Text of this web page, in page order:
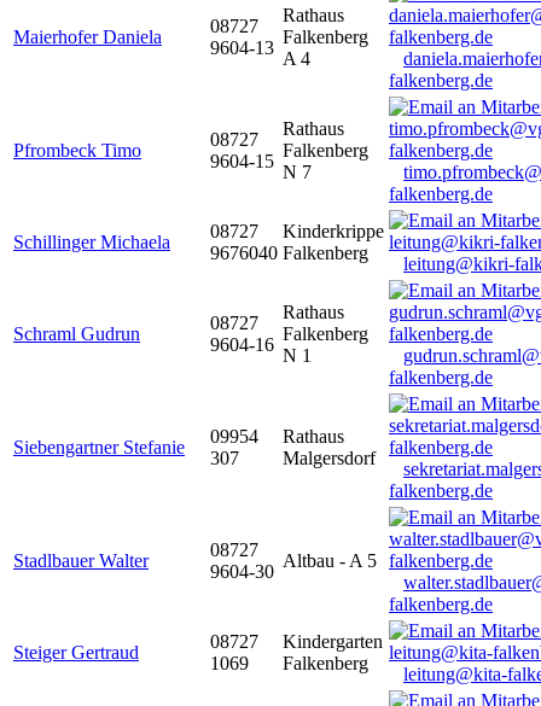
Maierhofer Daniela
08727
9604-13
Rathaus
Falkenberg
A 4
falkenberg.de
Pfrombeck Timo
08727
9604-15
Rathaus
Falkenberg
N 7
falkenberg.de
Schillinger Michaela
08727
9676040
Kinderkrippe
Falkenberg
leitung@kikri-
Schraml Gudrun
08727
9604-16
Rathaus
Falkenberg
N 1
falkenberg.de
Siebengartner Stefanie
09954
307
Rathaus
Malgersdorf
falkenberg.de
Stadlbauer Walter
08727
9604-30
Altbau - A 5
falkenberg.de
Steiger Gertraud
08727
1069
Kindergarten
Falkenberg
leitung@kita-